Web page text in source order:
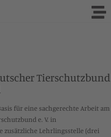
Tierschutzbund
für eine sachgerechte Arbeit am
e. V. in
zusätzliche Lehrlingsstelle (drei